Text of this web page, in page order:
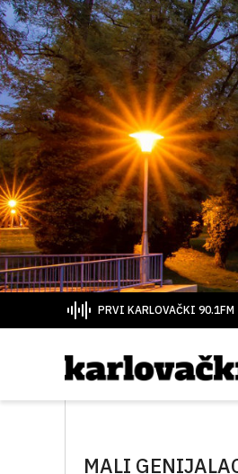
PRVI KARLOVAČKI 90.1FM
MALI